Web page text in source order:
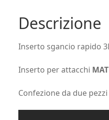
pezzi)
quantità
Descrizione
Inserto sgancio rapido
Inserto per attacchi
Confezione da due pezzi